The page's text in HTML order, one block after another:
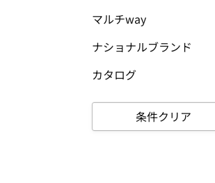
マルチway
ナショナルブランド
カタログ
条件クリア